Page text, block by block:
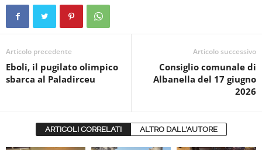
Articolo precedente
Eboli, il pugilato olimpico
sbarca al Paladirceu
Articolo successivo
Consiglio comunale di
Albanella del 17 giugno
2026
ARTICOLI CORRELATI ALTRO DALL'AUTORE